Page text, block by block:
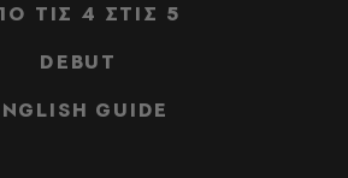
ΤΙΣ 4 ΣΤΙΣ 5
DEBUT
GUIDE